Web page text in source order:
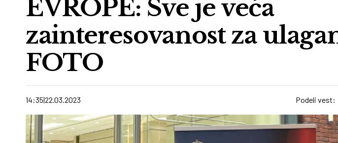
EVROPE: Sve je veća
zainteresovanost za
FOTO
14:35 22.03.2023 Podeli vest: